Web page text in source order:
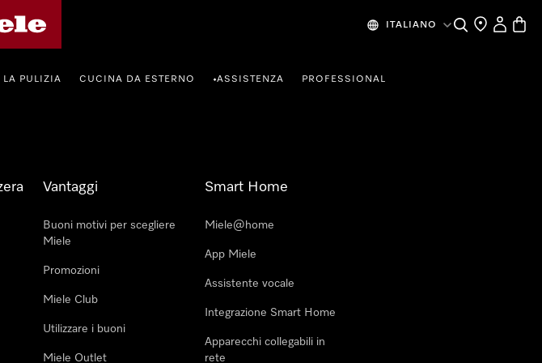
ITALIANO CercaRicerca
Il mio
LA PULIZIA CUCINA DA ESTERNO •ASSISTENZA PROFESSIONAL
Vantaggi
Buoni motivi per scegliere
Miele
Promozioni
Miele Club
Utilizzare i buoni
Miele Outlet
Smart Home
Miele@home
App Miele
Assistente vocale
Integrazione Smart Home
Apparecchi collegabili in
rete